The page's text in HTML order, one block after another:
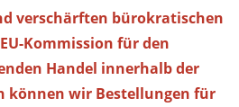
verschärften bürokratischen
Kommission für den
Handel innerhalb der
können wir Bestellungen für